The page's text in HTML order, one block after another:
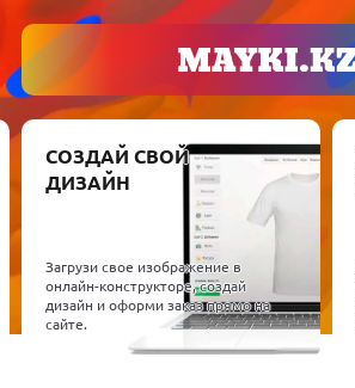
СОЗДАЙ СВОЙ
ДИЗАЙН
Загрузи свое изображение в
онлайн-конструкторе, создай
дизайн и оформи заказ прямо на
сайте.